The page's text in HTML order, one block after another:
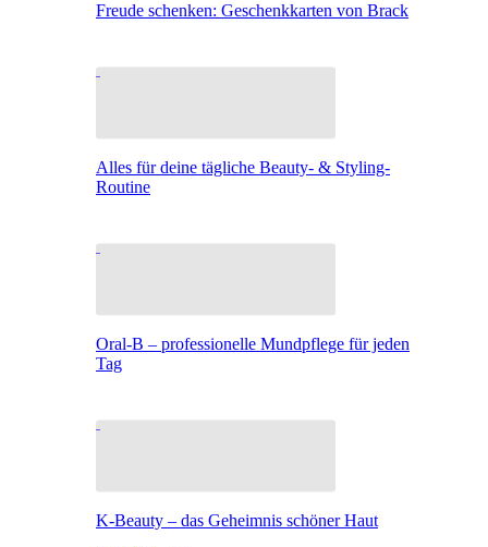
Freude schenken: Geschenkkarten von Brack
Alles für deine tägliche Beauty- & Styling-
Routine
Oral-B – professionelle Mundpflege für jeden
Tag
K-Beauty – das Geheimnis schöner Haut